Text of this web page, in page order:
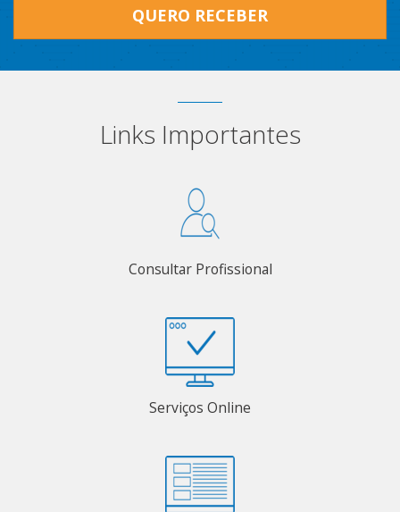
QUERO RECEBER
Links Importantes
Consultar Profissional
Serviços Online